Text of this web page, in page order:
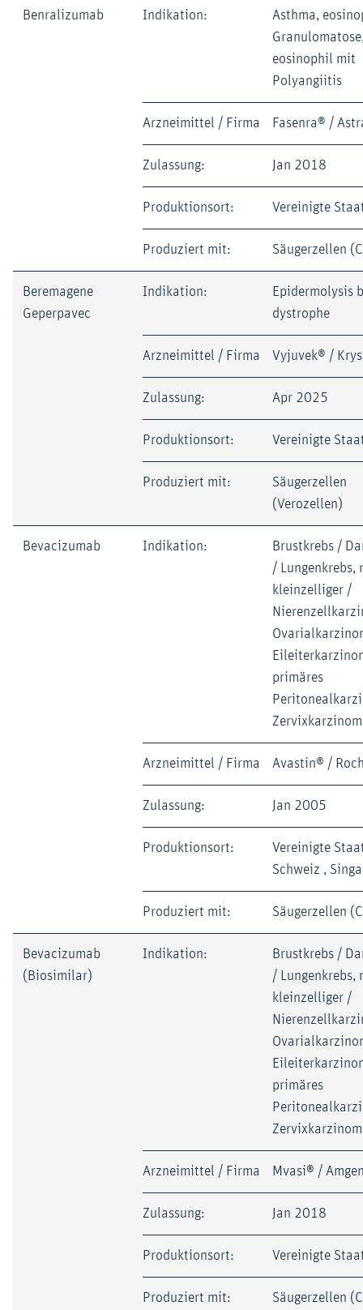
Benralizumab Indikation:
Asthma,
eosinophil mit
Polyangiitis
Arzneimittel / Firma Fasenra® /
Zulassung: Jan 2018
Produktionsort: Vereinigte
Produziert mit: Säugerzellen
Beremagene
Geperpavec
Indikation:
Epidermolysis
dystrophe
Arzneimittel / Firma Vyjuvek® /
Zulassung: Apr 2025
Produktionsort: Vereinigte
Produziert mit:
Säugerzellen
(Verozellen)
Bevacizumab Indikation:
Brustkrebs /
/ Lungenkrebs,
kleinzelliger /
primäres
Zervixkarzinom
Arzneimittel / Firma Avastin® /
Zulassung: Jan 2005
Produktionsort:
Vereinigte
Schweiz ,
Produziert mit: Säugerzellen
Bevacizumab
(Biosimilar)
Indikation:
Brustkrebs /
/ Lungenkrebs,
kleinzelliger /
primäres
Zervixkarzinom
Arzneimittel / Firma Mvasi® /
Zulassung: Jan 2018
Produktionsort: Vereinigte
Produziert mit: Säugerzellen